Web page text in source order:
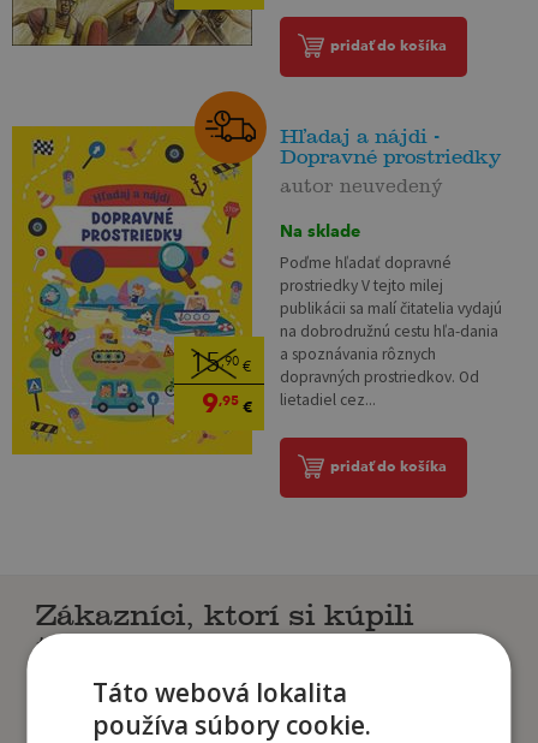
pridať do košíka
15,90€
9,95€
Hľadaj a nájdi -
Dopravné prostriedky
autor neuvedený
Na sklade
Poďme hľadať dopravné
prostriedky V tejto milej
publikácii sa malí čitatelia vydajú
na dobrodružnú cestu hľa-dania
a spoznávania rôznych
dopravných prostriedkov. Od
lietadiel cez...
pridať do košíka
Zákazníci, ktorí si kúpili
tento titul si tiež kúpili
Táto webová lokalita
používa súbory cookie.